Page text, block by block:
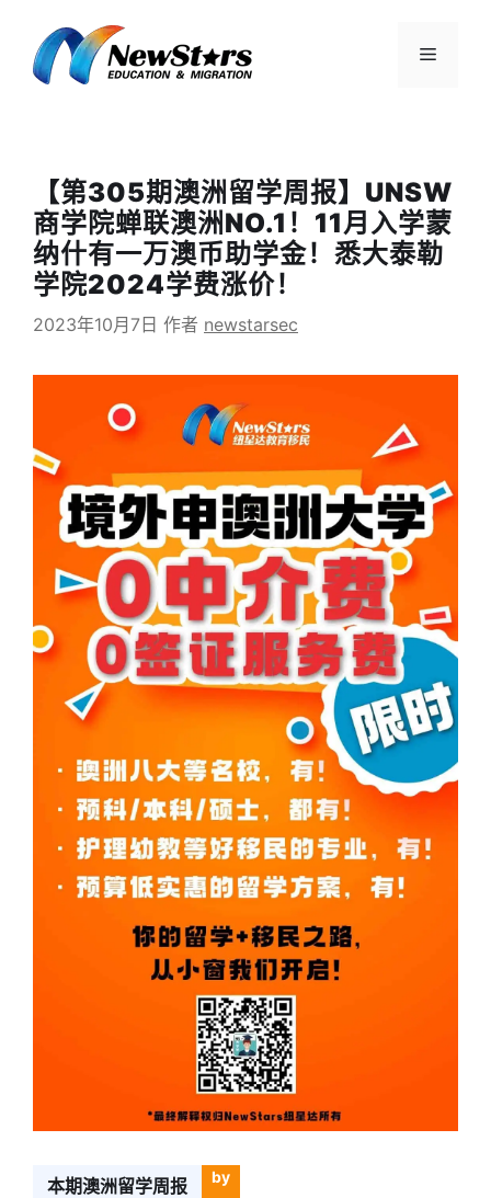
菜
【第305期澳洲留学周报】UNSW
商学院蝉联澳洲NO.1！11月入学蒙
纳什有一万澳币助学金！悉大泰勒
学院2024学费涨价！
2023年10月7日 作者 newstarsec
本期澳洲留学周报 by